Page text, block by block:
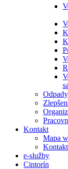
Odpady
Kontakt
Mapa
e-služby
Cintorín